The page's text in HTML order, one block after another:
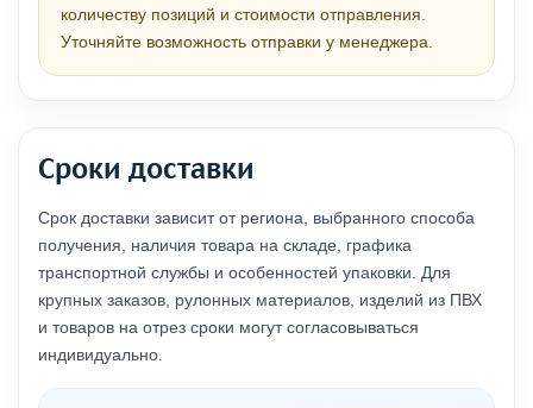
количеству позиций и стоимости отправления.
Уточняйте возможность отправки у менеджера.
Сроки доставки
Срок доставки зависит от региона, выбранного способа
получения, наличия товара на складе, графика
транспортной службы и особенностей упаковки. Для
крупных заказов, рулонных материалов, изделий из ПВХ
и товаров на отрез сроки могут согласовываться
индивидуально.